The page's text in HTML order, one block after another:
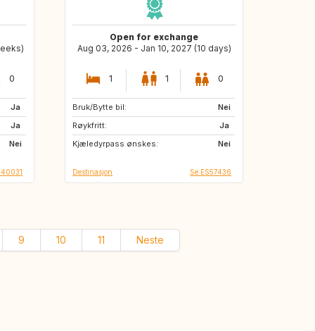
0
Ja
Ja
Nei
Open for exchange
Aug 03, 2026 - Jan 10, 2027 (10 days)
1 1 0
Bruk/Bytte bil:
Nei
Røykfritt:
Ja
Kjæledyrpass ønskes:
Nei
NO
SE
Destinasjon Se ES57436
9 10 11 Neste